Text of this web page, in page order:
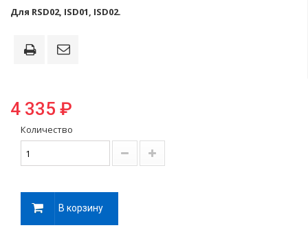
Для RSD02, ISD01, ISD02.
4 335 ₽
Количество
В корзину